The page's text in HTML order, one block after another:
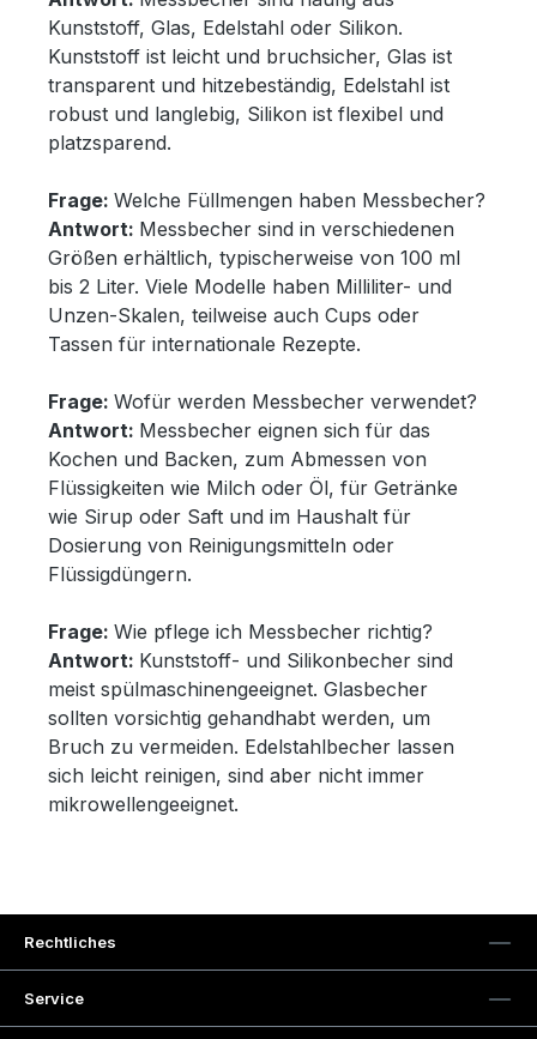
Kunststoff, Glas, Edelstahl oder Silikon.
Kunststoff ist leicht und bruchsicher, Glas ist
transparent und hitzebeständig, Edelstahl ist
robust und langlebig, Silikon ist flexibel und
platzsparend.
Frage: Welche Füllmengen haben Messbecher?
Antwort: Messbecher sind in verschiedenen
Größen erhältlich, typischerweise von 100 ml
bis 2 Liter. Viele Modelle haben Milliliter- und
Unzen-Skalen, teilweise auch Cups oder
Tassen für internationale Rezepte.
Frage: Wofür werden Messbecher verwendet?
Antwort: Messbecher eignen sich für das
Kochen und Backen, zum Abmessen von
Flüssigkeiten wie Milch oder Öl, für Getränke
wie Sirup oder Saft und im Haushalt für
Dosierung von Reinigungsmitteln oder
Flüssigdüngern.
Frage: Wie pflege ich Messbecher richtig?
Antwort: Kunststoff- und Silikonbecher sind
meist spülmaschinengeeignet. Glasbecher
sollten vorsichtig gehandhabt werden, um
Bruch zu vermeiden. Edelstahlbecher lassen
sich leicht reinigen, sind aber nicht immer
mikrowellengeeignet.
Rechtliches
Service